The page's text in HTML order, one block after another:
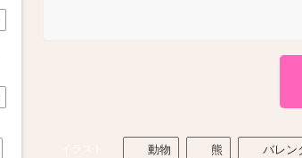
動物 熊 バレン